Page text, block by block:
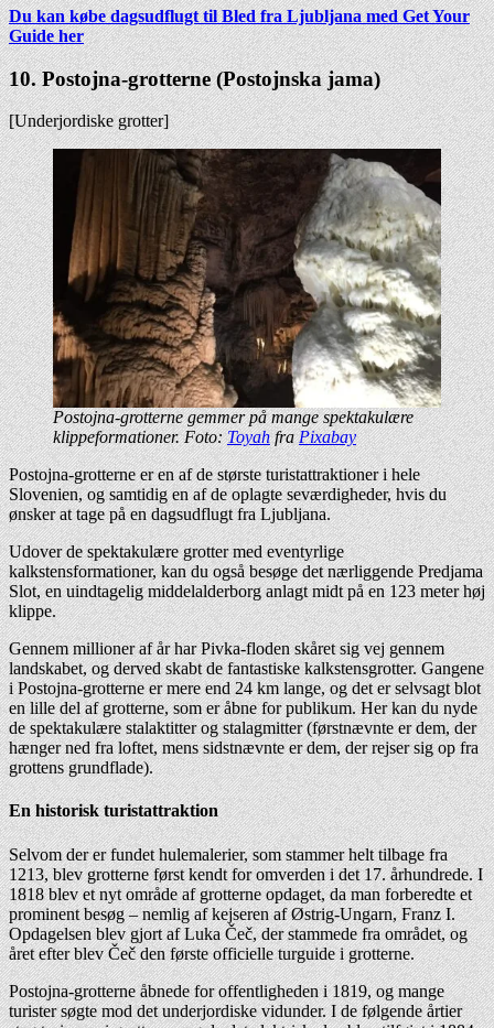
Du kan købe dagsudflugt til Bled fra Ljubljana med Get Your
Guide her
10. Postojna-grotterne (Postojnska jama)
[Underjordiske grotter]
Postojna-grotterne gemmer på mange spektakulære
klippeformationer. Foto:ToyahfraPixabay
Postojna-grotterne er en af de største turistattraktioner i hele
Slovenien, og samtidig en af de oplagte seværdigheder, hvis du
ønsker at tage på en dagsudflugt fra Ljubljana.
Udover de spektakulære grotter med eventyrlige
kalkstensformationer, kan du også besøge det nærliggende Predjama
Slot, en uindtagelig middelalderborg anlagt midt på en 123 meter høj
klippe.
Gennem millioner af år har Pivka-floden skåret sig vej gennem
landskabet, og derved skabt de fantastiske kalkstensgrotter. Gangene
i Postojna-grotterne er mere end 24 km lange, og det er selvsagt blot
en lille del af grotterne, som er åbne for publikum. Her kan du nyde
de spektakulære stalaktitter og stalagmitter (førstnævnte er dem, der
hænger ned fra loftet, mens sidstnævnte er dem, der rejser sig op fra
grottens grundflade).
En historisk turistattraktion
Selvom der er fundet hulemalerier, som stammer helt tilbage fra
1213, blev grotterne først kendt for omverden i det 17. århundrede. I
1818 blev et nyt område af grotterne opdaget, da man forberedte et
prominent besøg – nemlig af kejseren af Østrig-Ungarn, Franz I.
Opdagelsen blev gjort af Luka Čeč, der stammede fra området, og
året efter blev Čeč den første officielle turguide i grotterne.
Postojna-grotterne åbnede for offentligheden i 1819, og mange
turister søgte mod det underjordiske vidunder. I de følgende årtier